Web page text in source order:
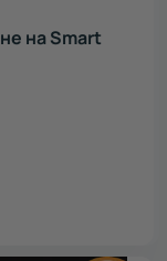
на Smart